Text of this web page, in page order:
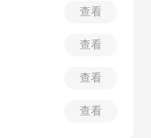
查看
查看
查看
查看